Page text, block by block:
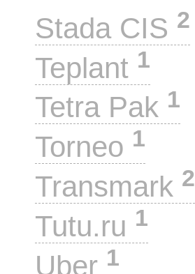
Stada CIS 2
Teplant 1
Tetra Pak 1
Torneo 1
Transmark 2
Tutu.ru 1
Uber 1